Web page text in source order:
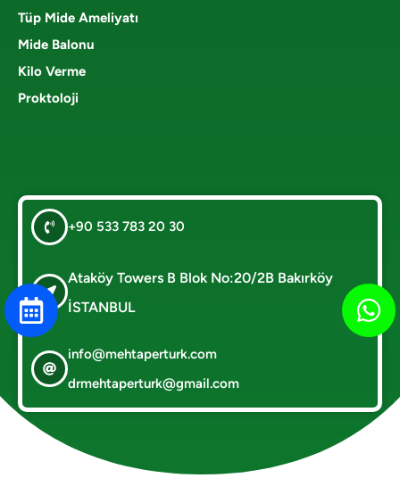
Tüp Mide Ameliyatı
Mide Balonu
Kilo Verme
Proktoloji
+90 533 783 20 30
Ataköy Towers B Blok No:20/2B Bakırköy
İSTANBUL
info@mehtaperturk.com
drmehtaperturk@gmail.com